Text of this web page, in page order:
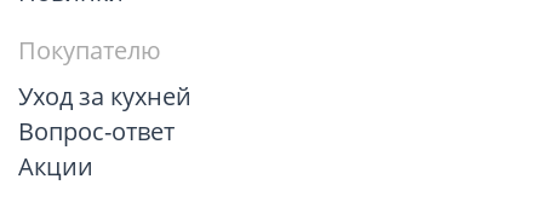
Покупателю
Уход за кухней
Вопрос-ответ
Акции